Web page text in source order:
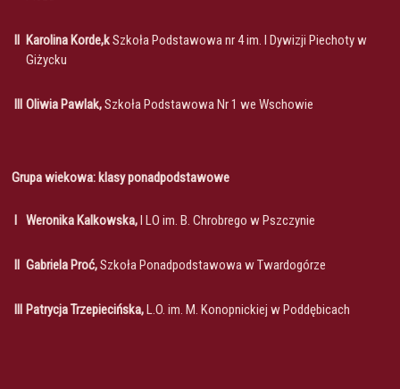
II Karolina Korde,kSzkoła Podstawowa nr 4 im. I Dywizji Piechoty w
Giżycku
III Oliwia Pawlak,Szkoła Podstawowa Nr 1 we Wschowie
Grupa wiekowa: klasy ponadpodstawowe
I Weronika Kalkowska,I LO im. B. Chrobrego w Pszczynie
II Gabriela Proć,Szkoła Ponadpodstawowa w Twardogórze
III Patrycja Trzepiecińska,L.O. im. M. Konopnickiej w Poddębicach